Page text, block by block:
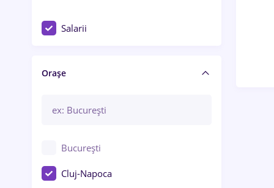
Salarii
Orașe
București
Cluj-Napoca